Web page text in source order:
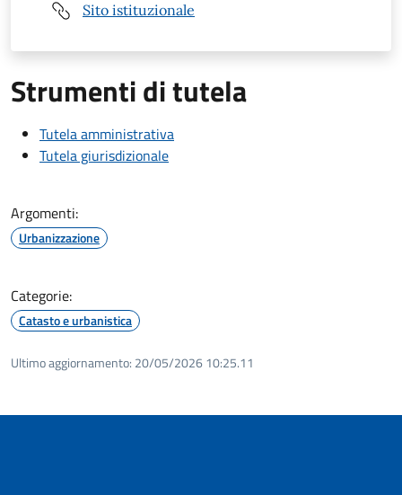
Sito istituzionale
Strumenti di tutela
Tutela amministrativa
Tutela giurisdizionale
Argomenti:
Urbanizzazione
Categorie:
Catasto e urbanistica
Ultimo aggiornamento: 20/05/2026 10:25.11